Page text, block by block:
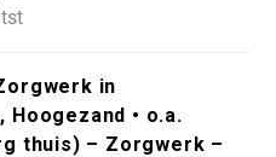
in
Hoogezand • o.a.
thuis) – Zorgwerk –